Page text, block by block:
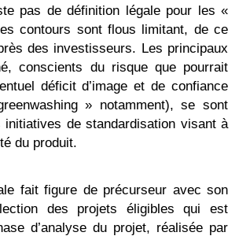
pas de définition légale pour les «
contours sont flous limitant, de ce
des investisseurs. Les principaux
conscients du risque que pourrait
déficit d’image et de confiance
» notamment), se sont
initiatives de standardisation visant à
du produit.
fait figure de précurseur avec son
des projets éligibles qui est
d’analyse du projet, réalisée par